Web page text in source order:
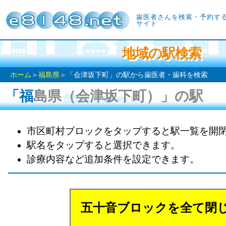
歯医者さんを検索・予約す
サイト
地域の駅検索
ホーム ＞福島県 ＞「会津坂下町」の駅から歯医者・歯科を検索
「福島県（会津坂下町）」の駅
市区町村ブロックをタップすると駅一覧を開
駅名をタップすると選択できます。
診療内容など追加条件を設定できます。